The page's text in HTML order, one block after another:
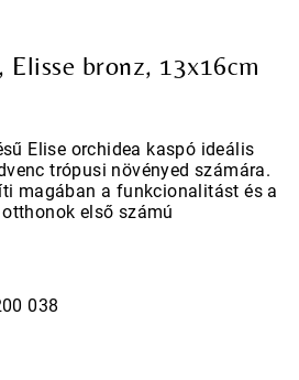
Elisse bronz, 13x16cm
Elise orchidea kaspó ideális
trópusi növényed számára.
magában a funkcionalitást és a
első számú
038